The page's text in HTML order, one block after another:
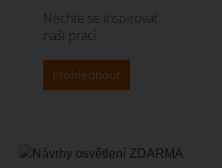
Nechte se inspirovat
naší prací.
Prohlédnout